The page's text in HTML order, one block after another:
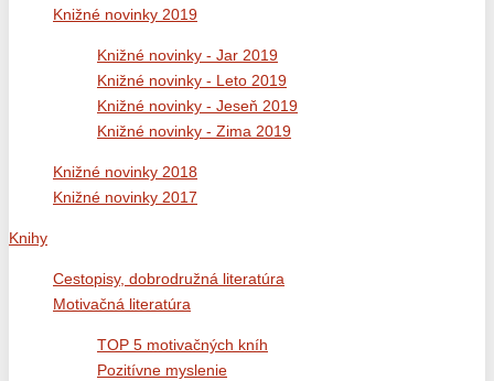
Knižné novinky 2019
Knižné novinky - Jar 2019
Knižné novinky - Leto 2019
Knižné novinky - Jeseň 2019
Knižné novinky - Zima 2019
Knižné novinky 2018
Knižné novinky 2017
Knihy
Cestopisy, dobrodružná literatúra
Motivačná literatúra
TOP 5 motivačných kníh
Pozitívne myslenie